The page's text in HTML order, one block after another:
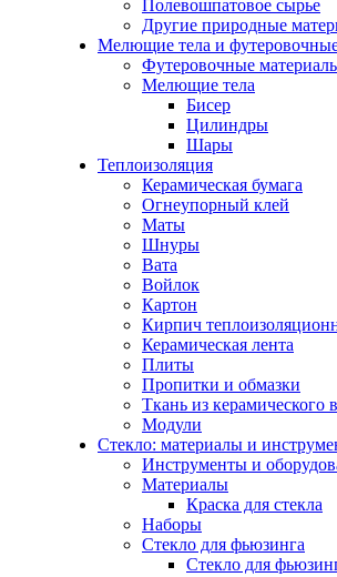
Полевошпатовое сырье
Другие природные
Мелющие тела и
Футеровочные
Мелющие тела
Бисер
Цилиндры
Шары
Теплоизоляция
Керамическая бумага
Огнеупорный клей
Маты
Шнуры
Вата
Войлок
Картон
Кирпич
Керамическая лента
Плиты
Пропитки и обмазки
Ткань из керамического
Модули
Стекло: материалы и
Инструменты и
Материалы
Краска для стекла
Наборы
Стекло для фьюзинга
Стекло для